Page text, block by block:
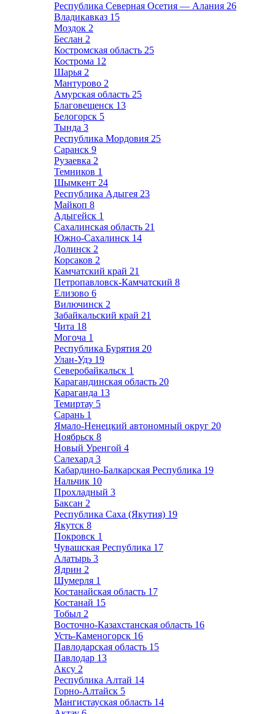
Республика Северная Осетия — Алания 26
Владикавказ 15
Моздок 2
Беслан 2
Костромская область 25
Кострома 12
Шарья 2
Мантурово 2
Амурская область 25
Благовещенск 13
Белогорск 5
Тында 3
Республика Мордовия 25
Саранск 9
Рузаевка 2
Темников 1
Шымкент 24
Республика Адыгея 23
Майкоп 8
Адыгейск 1
Сахалинская область 21
Южно-Сахалинск 14
Долинск 2
Корсаков 2
Камчатский край 21
Петропавловск-Камчатский 8
Елизово 6
Вилючинск 2
Забайкальский край 21
Чита 18
Могоча 1
Республика Бурятия 20
Улан-Удэ 19
Северобайкальск 1
Карагандинская область 20
Караганда 13
Темиртау 5
Сарань 1
Ямало-Ненецкий автономный округ 20
Ноябрьск 8
Новый Уренгой 4
Салехард 3
Кабардино-Балкарская Республика 19
Нальчик 10
Прохладный 3
Баксан 2
Республика Саха (Якутия) 19
Якутск 8
Покровск 1
Чувашская Республика 17
Алатырь 3
Ядрин 2
Шумерля 1
Костанайская область 17
Костанай 15
Тобыл 2
Восточно-Казахстанская область 16
Усть-Каменогорск 16
Павлодарская область 15
Павлодар 13
Аксу 2
Республика Алтай 14
Горно-Алтайск 5
Мангистауская область 14